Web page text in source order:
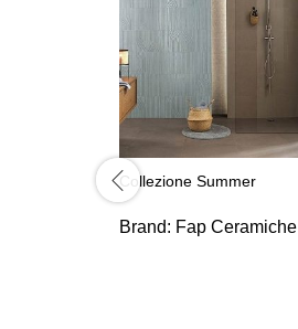
Collezione Summer
Brand: Fap Ceramiche